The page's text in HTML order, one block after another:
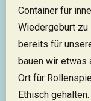
Container für
Wiedergeburt
bereits für
bauen wir etwas
Ort für
Ethisch